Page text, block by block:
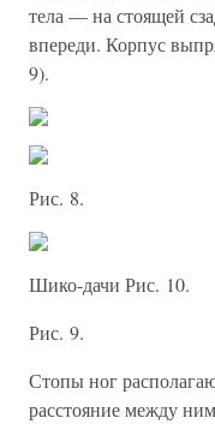
тела — на стоящей
впереди. Корпус
9).
Рис. 8.
Шико-дачи Рис. 10.
Рис. 9.
Стопы ног
расстояние между